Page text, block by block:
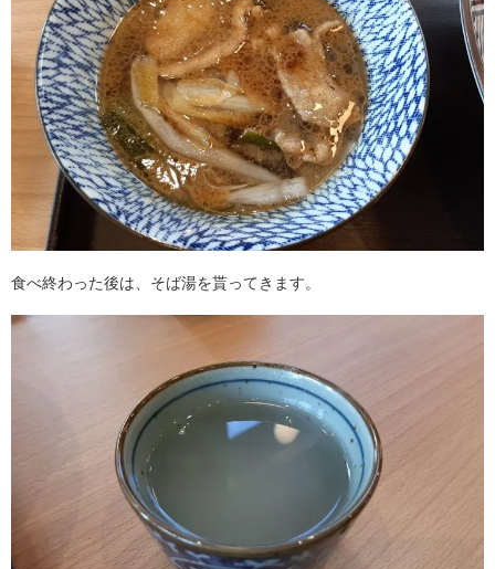
食べ終わった後は、そば湯を貰ってきます。